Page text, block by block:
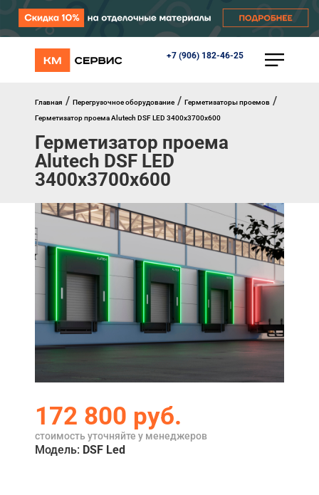
+7 (906) 182-46-25
КАТАЛОГ
Перегрузочное оборудование
Уличные калитки
Шлагбаумы
Противопожарные ворота
Противопожарные шторы
Внешняя солнцезащита
Комплектующие
Маркизы
Окна, порталы, двери
Главная
Акции
Примеры работ
Сервис
Кредит
Главная / Перегрузочное оборудование / Герметизаторы проемов /
Герметизатор проема Alutech DSF LED 3400х3700х600
Герметизатор проема
Alutech DSF LED
3400х3700х600
172 800 руб.
стоимость уточняйте у менеджеров
Модель: DSF Led